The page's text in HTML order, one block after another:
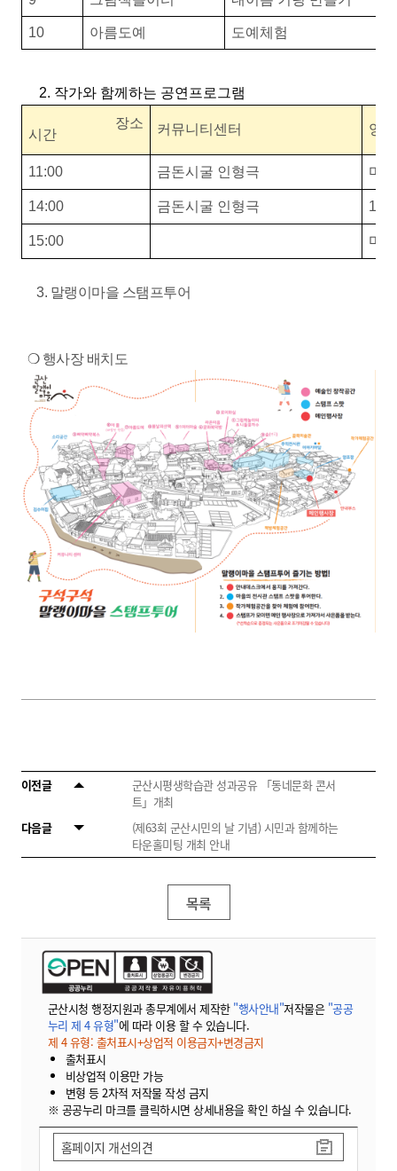
10 아름도예 도예체험
2. 작가와 함께하는 공연프로그램
장소
시간 커뮤니티센터 양
11:00 금돈시굴 인형극 마
14:00 금돈시굴 인형극 1인
15:00 마
3. 말랭이마을 스탬프투어
❍ 행사장 배치도
이전글
군산시평생학습관 성과공유 「동네문화 콘서
트」개최
다음글
(제63회 군산시민의 날 기념) 시민과 함께하는
타운홀미팅 개최 안내
목록
군산시청 행정지원과 총무계에서 제작한 "행사안내"저작물은 "공공
누리 제 4 유형"에 따라 이용 할 수 있습니다.
제 4 유형: 출처표시+상업적 이용금지+변경금지
출처표시
비상업적 이용만 가능
변형 등 2차적 저작물 작성 금지
※ 공공누리 마크를 클릭하시면 상세내용을 확인 하실 수 있습니다.
홈페이지 개선의견